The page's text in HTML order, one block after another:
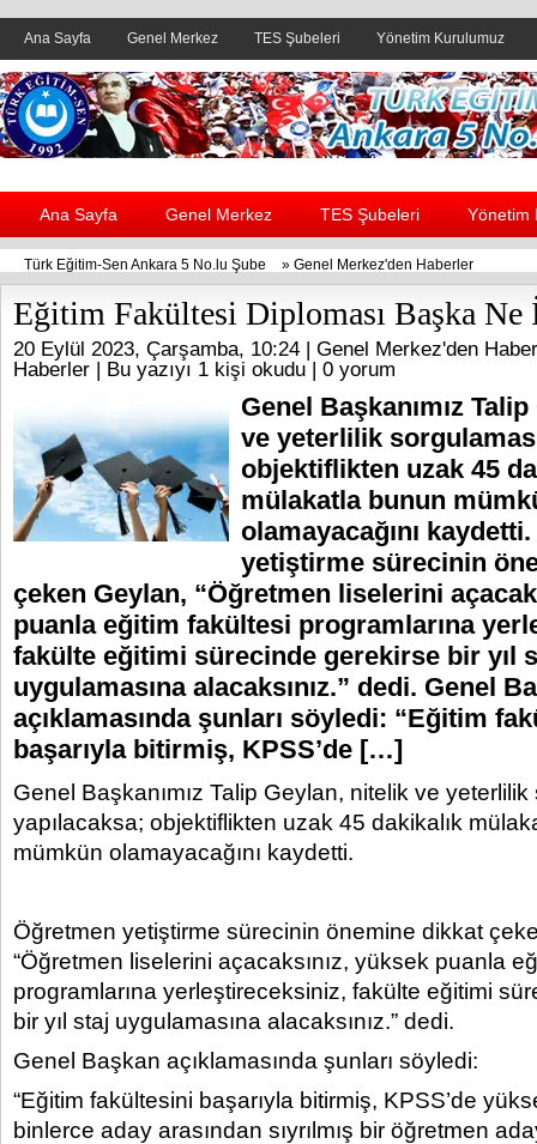
Ana Sayfa Genel Merkez TES Şubeleri Yönetim Kurulumuz
Header yanı reklam alanı
Ana Sayfa Genel Merkez TES Şubeleri Yönetim
Türk Eğitim-Sen Ankara 5 No.lu Şube » Genel Merkez'den Haberler
Eğitim Fakültesi Diploması Başka Ne
20 Eylül 2023, Çarşamba, 10:24 | Genel Merkez'den
Haberler | Bu yazıyı 1 kişi okudu | 0 yorum
Genel Başkanımız
ve yeterlilik
objektiflikten uzak 45
mülakatla bunun
olamayacağını
yetiştirme sürecinin
çeken Geylan, “Öğretmen liselerini
puanla eğitim fakültesi programlarına
fakülte eğitimi sürecinde gerekirse bir yıl
uygulamasına alacaksınız.” dedi. Genel
açıklamasında şunları söyledi: “Eğitim
başarıyla bitirmiş, KPSS’de […]
Genel Başkanımız Talip Geylan, nitelik ve yeterlilik
yapılacaksa; objektiflikten uzak 45 dakikalık
mümkün olamayacağını kaydetti.
Öğretmen yetiştirme sürecinin önemine dikkat
“Öğretmen liselerini açacaksınız, yüksek puanla
programlarına yerleştireceksiniz, fakülte eğitimi
bir yıl staj uygulamasına alacaksınız.” dedi.
Genel Başkan açıklamasında şunları söyledi:
“Eğitim fakültesini başarıyla bitirmiş, KPSS’de
binlerce aday arasından sıyrılmış bir öğretmen